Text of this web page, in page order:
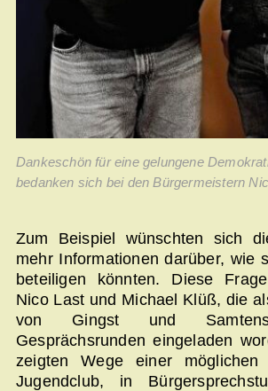
Dankeschön für eine gelungene
bedanken sich bei den Bürgermeistern
Zum Beispiel wünschten sich
mehr Informationen darüber, wie
beteiligen könnten. Diese
Nico Last und Michael Klüß, die
von Gingst und
Gesprächsrunden eingeladen
zeigten Wege einer möglichen
Jugendclub, in